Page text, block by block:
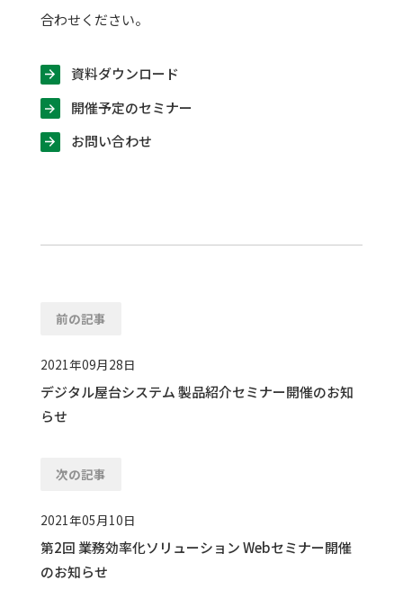
合わせください。
資料ダウンロード
開催予定のセミナー
お問い合わせ
前の記事
2021年09月28日
デジタル屋台システム 製品紹介セミナー開催のお知
らせ
次の記事
2021年05月10日
第2回 業務効率化ソリューション Webセミナー開催
のお知らせ